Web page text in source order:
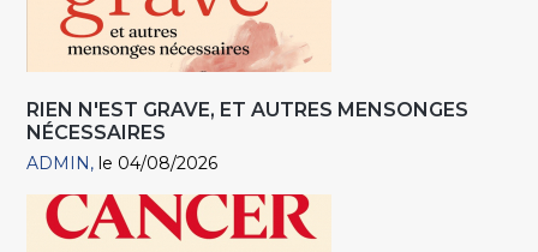
RIEN N'EST GRAVE, ET AUTRES MENSONGES
NÉCESSAIRES
ADMIN le 04/08/2026